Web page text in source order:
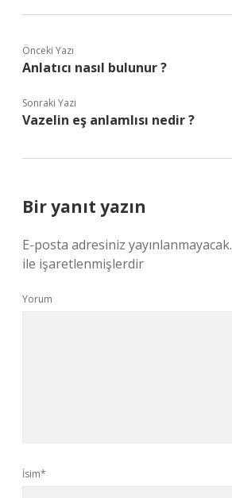
Önceki Yazı
Anlatıcı nasıl bulunur ?
Sonraki Yazı
Vazelin eş anlamlısı nedir ?
Bir yanıt yazın
E-posta adresiniz yayınlanmayacak.
ile işaretlenmişlerdir
Yorum
İsim*